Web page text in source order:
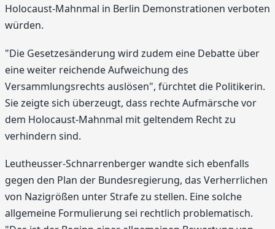
Holocaust-Mahnmal in Berlin Demonstrationen verboten
würden.
"Die Gesetzesänderung wird zudem eine Debatte über
eine weiter reichende Aufweichung des
Versammlungsrechts auslösen", fürchtet die Politikerin.
Sie zeigte sich überzeugt, dass rechte Aufmärsche vor
dem Holocaust-Mahnmal mit geltendem Recht zu
verhindern sind.
Leutheusser-Schnarrenberger wandte sich ebenfalls
gegen den Plan der Bundesregierung, das Verherrlichen
von Nazigrößen unter Strafe zu stellen. Eine solche
allgemeine Formulierung sei rechtlich problematisch.